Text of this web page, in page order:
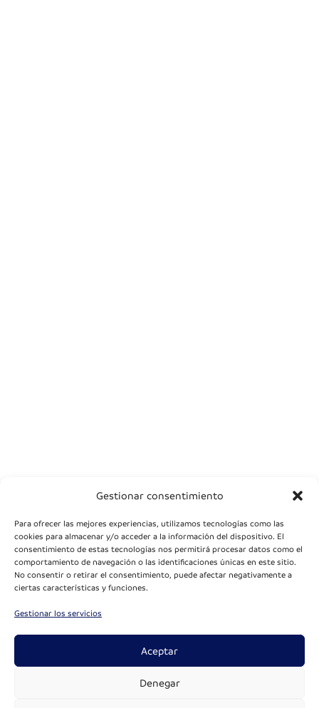
Gestionar consentimiento
Para ofrecer las mejores experiencias, utilizamos tecnologías como las
cookies para almacenar y/o acceder a la información del dispositivo. El
consentimiento de estas tecnologías nos permitirá procesar datos como el
comportamiento de navegación o las identificaciones únicas en este sitio.
No consentir o retirar el consentimiento, puede afectar negativamente a
ciertas características y funciones.
Gestionar los servicios
Aceptar
Denegar